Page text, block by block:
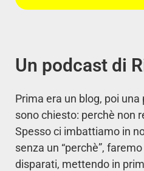
Un podcast di
Prima era un blog, poi
sono chiesto: perchè non
Spesso ci imbattiamo in
senza un “perchè”,
disparati, mettendo in